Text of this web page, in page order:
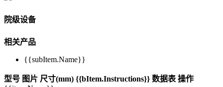
院级设备
相关产品
{{subItem.Name}}
型号 图片 尺寸(mm) {{bItem.Instructions}} 数据表 操作